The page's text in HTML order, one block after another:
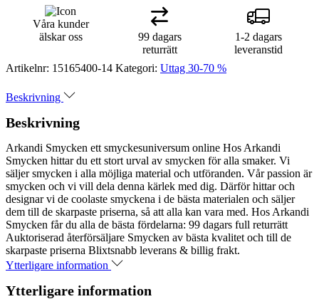
Våra kunder
älskar oss
99 dagars
returrätt
1-2 dagars
leveranstid
Artikelnr: 15165400-14 Kategori: Uttag 30-70 %
Beskrivning
Beskrivning
Arkandi Smycken ett smyckesuniversum online Hos Arkandi
Smycken hittar du ett stort urval av smycken för alla smaker. Vi
säljer smycken i alla möjliga material och utföranden. Vår passion är
smycken och vi vill dela denna kärlek med dig. Därför hittar och
designar vi de coolaste smyckena i de bästa materialen och säljer
dem till de skarpaste priserna, så att alla kan vara med. Hos Arkandi
Smycken får du alla de bästa fördelarna: 99 dagars full returrätt
Auktoriserad återförsäljare Smycken av bästa kvalitet och till de
skarpaste priserna Blixtsnabb leverans & billig frakt.
Ytterligare information
Ytterligare information